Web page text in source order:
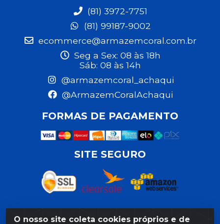
O nosso site coleta cookies próprios e de
(81) 3972-7751
(81) 99187-9002
ecommerce@armazemcoral.com.br
Seg a Sex: 08 às 18h
Sáb: 08 às 14h
@armazemcoral_achaqui
@ArmazemCoralAchaqui
FORMAS DE PAGAMENTO
SITE SEGURO